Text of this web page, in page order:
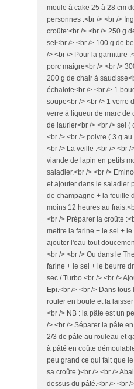
moule à cake 25 à 28 cm
personnes :<br /> <br />
croûte:<br /> <br /> 250 g
sel<br /> <br /> 100 g de
/> <br /> Pour la garniture
porc maigre<br /> <br />
200 g de chair à
échalote<br /> <br /> 1
soupe<br /> <br /> 1 verre
verre à liqueur de marc de
de laurier<br /> <br /> sel (
<br /> <br /> poivre ( 3 g
<br /> La veille :<br /> <br
viande de lapin en petits
saladier.<br /> <br />
et ajouter dans le saladier
de champagne + la feuille
moins 12 heures au
<br /> Préparer la croûte
mettre la farine + le sel +
ajouter l'eau tout
<br /> <br /> Ou dans le
farine + le sel + le beurre
sec / Turbo.<br /> <br />
Epi.<br /> <br /> Dans
rouler en boule et la
<br /> NB : la pâte est un
/> <br /> Séparer la pâte
2/3 de pâte au rouleau et
à pâté en coûte
peu grand ce qui fait que
sa croûte )<br /> <br />
dessus du pâté.<br /> <br